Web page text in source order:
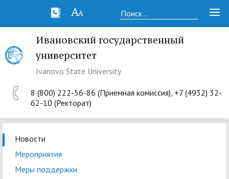
Ивановский государственный
университет
Ivanovo State University
8 (800) 222-56-86 (Приемная комиссия), +7 (4932) 32-
62-10 (Ректорат)
Новости
Мероприятия
Меры поддержки